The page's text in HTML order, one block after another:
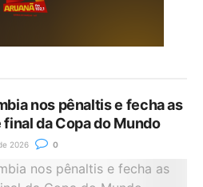
nos pênaltis e fecha as
da Copa do Mundo
2026 0